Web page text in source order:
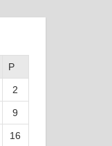
P
2
9
16